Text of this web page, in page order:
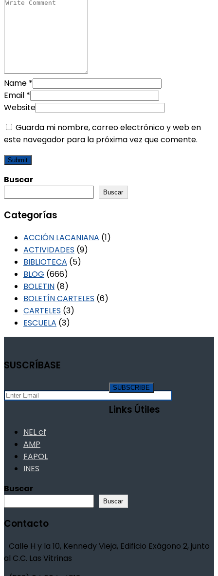
Name *
Email *
Website
Guarda mi nombre, correo electrónico y web en
este navegador para la próxima vez que comente.
Buscar
Buscar
Categorías
ACCIÓN LACANIANA (1)
ACTIVIDADES (9)
BIBLIOTECA (5)
BLOG (666)
BOLETIN (8)
BOLETÍN CARTELES (6)
CARTELES (3)
ESCUELA (3)
SUSCRÍBASE
Links Útiles
NEL cf
AMP
FAPOL
INES
Buscar
Buscar
Contacto
Calle H y la 10, Kennedy Vieja, Edificio Exágono 2, junto
al C.C. Las Vitrinas